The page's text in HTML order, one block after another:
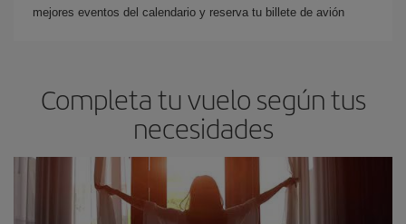
mejores eventos del calendario y reserva tu billete de avión
Completa tu vuelo según tus
necesidades